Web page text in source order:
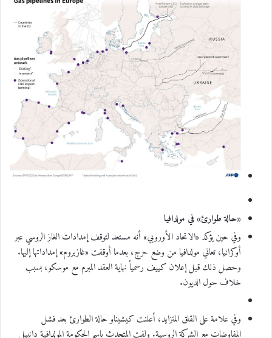
«حالة طوارئ» في مولدافيا
وفي حين يؤكد «الاتحاد الأوروبي» أنه مستعد لتوقف إمدادات الغاز الروسي عبر
أوكرانيا، تعاني مولدافيا من وضع حرج، بعدما أوقفت «غازبروم» إمداداتها إليها.
وحصل ذلك قبل إعلان كييف رسمياً نهاية العقد المبرم مع موسكو، بسبب
خلاف حول الديون.
وفي علامة على القلق المتزايد، أعلنت كيشيناو حالة الطوارئ بعد فشل
المفاوضات مع الشركة الروسية. ولفت المتحدث باسم الحكومة المولدافية دانييل